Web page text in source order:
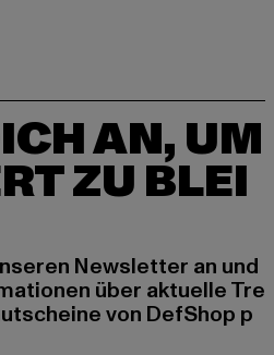
AN, UM
ZU BLEI
Newsletter an und
über aktuelle Tre
von DefShop p